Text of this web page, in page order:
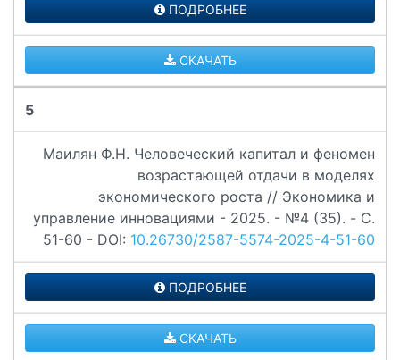
ПОДРОБНЕЕ
СКАЧАТЬ
5
Маилян Ф.Н. Человеческий капитал и феномен
возрастающей отдачи в моделях
экономического роста // Экономика и
управление инновациями - 2025. - №4 (35). - C.
51-60 - DOI: 10.26730/2587-5574-2025-4-51-60
ПОДРОБНЕЕ
СКАЧАТЬ